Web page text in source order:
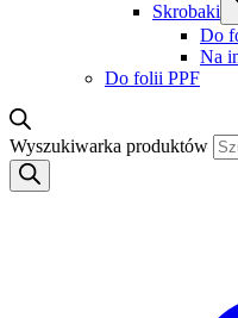
Skrobaki
Do
Na
Do folii PPF
Wyszukiwarka produktów